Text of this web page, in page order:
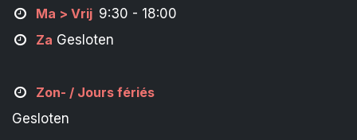
Ma > Vrij 9:30 - 18:00
Za Gesloten
Zon- / Jours fériés
Gesloten